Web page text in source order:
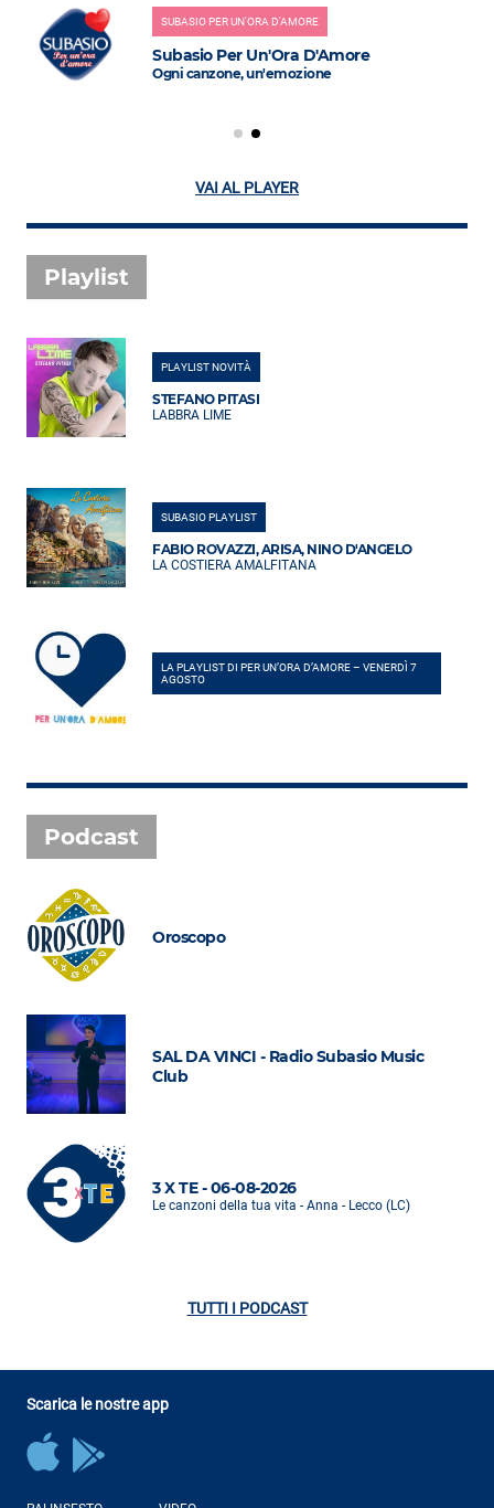
SUBASIO PER UN'ORA D'AMORE
Subasio Per Un'Ora D'Amore
Ogni canzone, un'emozione
VAI AL PLAYER
Playlist
PLAYLIST NOVITÀ
STEFANO PITASI
LABBRA LIME
SUBASIO PLAYLIST
FABIO ROVAZZI, ARISA, NINO D'ANGELO
LA COSTIERA AMALFITANA
LA PLAYLIST DI PER UN’ORA D’AMORE – VENERDÌ 7
AGOSTO
Podcast
Oroscopo
SAL DA VINCI - Radio Subasio Music
Club
3 X TE - 06-08-2026
Le canzoni della tua vita - Anna - Lecco (LC)
TUTTI I PODCAST
Scarica le nostre app